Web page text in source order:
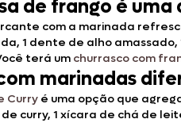
de frango é
com a marinada
1 dente de alho
terá um churrasco com
marinadas
Curry é uma opção que
curry, 1 xícara de chá de